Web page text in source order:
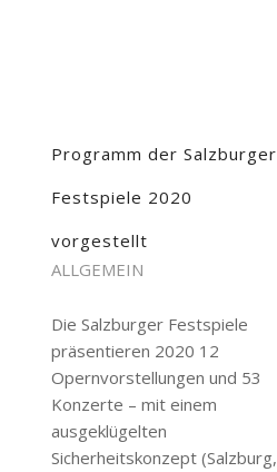
Programm der Salzburger
Festspiele 2020
vorgestellt
ALLGEMEIN
Die Salzburger Festspiele
präsentieren 2020 12
Opernvorstellungen und 53
Konzerte – mit einem
ausgeklügelten
Sicherheitskonzept (Salzburg,